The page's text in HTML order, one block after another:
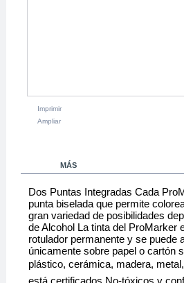
Imprimir
Ampliar
MÁS
Dos Puntas Integradas Cada
punta biselada que permite
gran variedad de posibilidades
de Alcohol La tinta del ProMarker
rotulador permanente y se puede
únicamente sobre papel o cartón
plástico, cerámica, madera,
está certificados No-tóxicos y